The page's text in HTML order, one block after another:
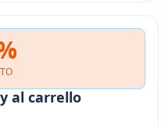
al carrello